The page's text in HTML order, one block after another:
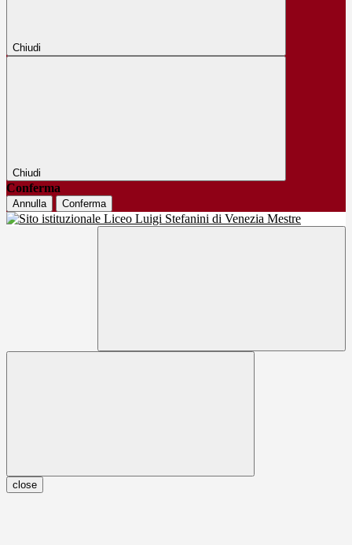
Chiudi
Chiudi
Conferma
Annulla Conferma
close